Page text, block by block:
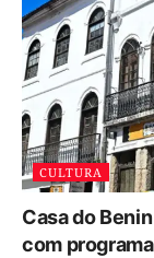
CULTURA
Casa do
com